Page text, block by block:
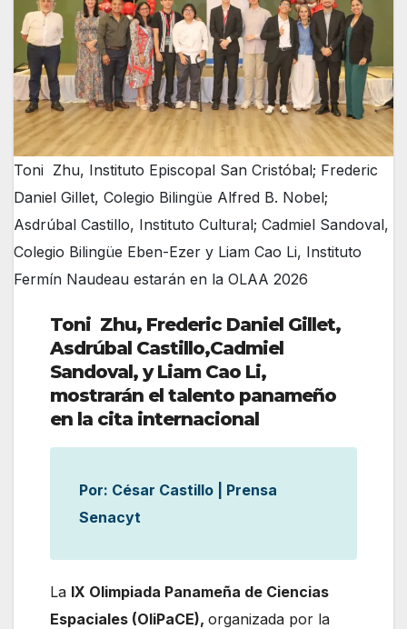
Toni Zhu, Instituto Episcopal San Cristóbal; Frederic
Daniel Gillet, Colegio Bilingüe Alfred B. Nobel;
Asdrúbal Castillo, Instituto Cultural; Cadmiel Sandoval,
Colegio Bilingüe Eben-Ezer y Liam Cao Li, Instituto
Fermín Naudeau estarán en la OLAA 2026
Toni Zhu, Frederic Daniel Gillet,
Asdrúbal Castillo,Cadmiel
Sandoval, y Liam Cao Li,
mostrarán el talento panameño
en la cita internacional
Por: César Castillo | Prensa
Senacyt
La IX Olimpiada Panameña de Ciencias
Espaciales (OliPaCE), organizada por la